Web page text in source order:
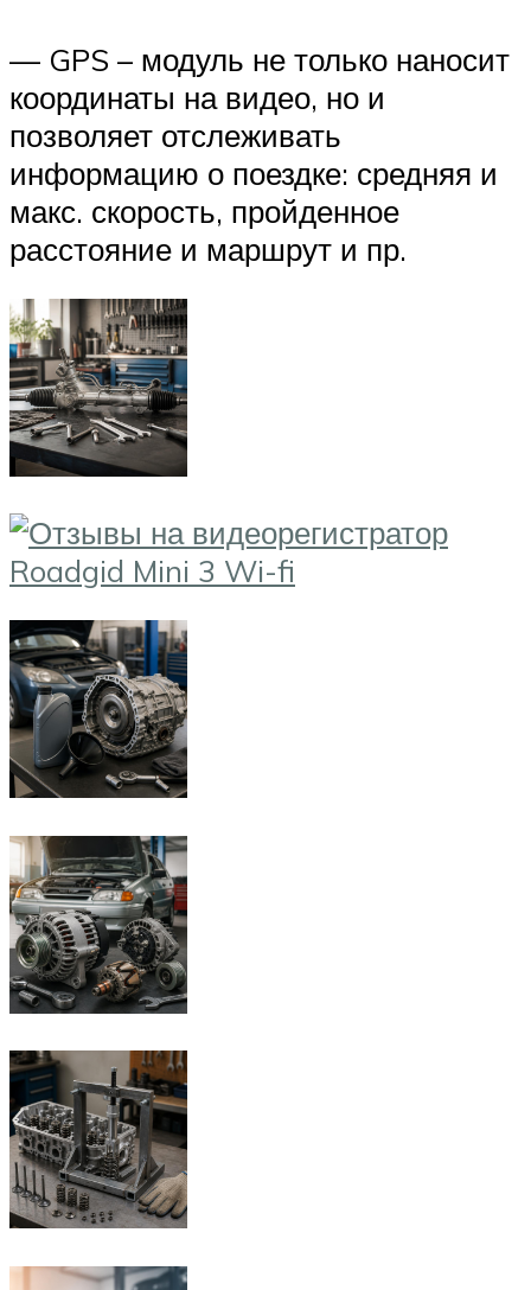
— GPS – модуль не только наносит
координаты на видео, но и
позволяет отслеживать
информацию о поездке: средняя и
макс. скорость, пройденное
расстояние и маршрут и пр.